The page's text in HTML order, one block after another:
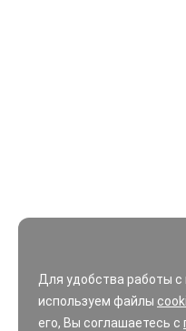
Для удобства работы
используем файлы
его, Вы соглашаетесь с